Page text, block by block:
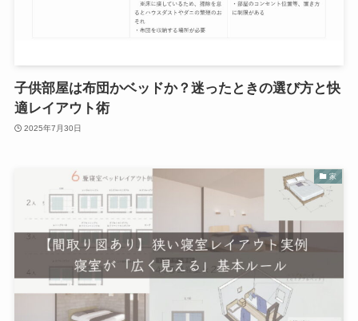
子供部屋は布団かベッドか？迷ったときの選び方と快
適レイアウト術
2025年7月30日
家